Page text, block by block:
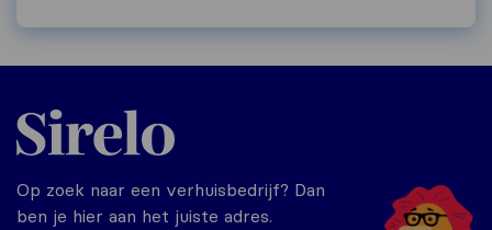
Sirelo.nl
Op zoek naar een verhuisbedrijf? Dan
ben je hier aan het juiste adres.